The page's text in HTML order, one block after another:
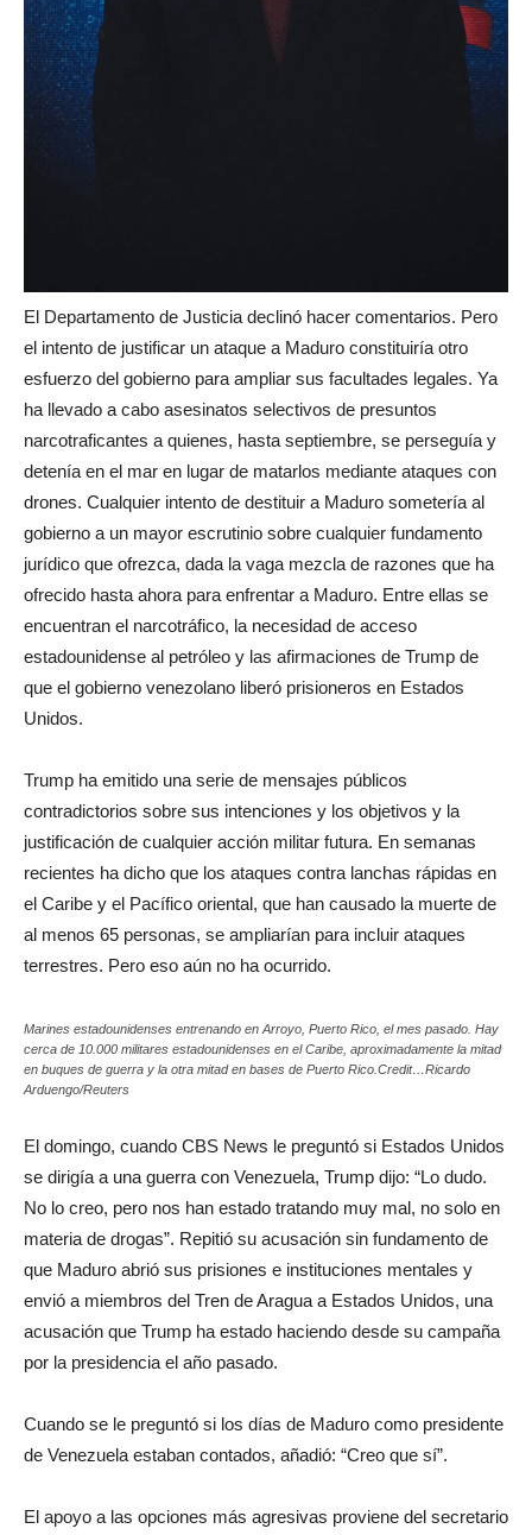
El Departamento de Justicia declinó hacer comentarios. Pero
el intento de justificar un ataque a Maduro constituiría otro
esfuerzo del gobierno para ampliar sus facultades legales. Ya
ha llevado a cabo asesinatos selectivos de presuntos
narcotraficantes a quienes, hasta septiembre, se perseguía y
detenía en el mar en lugar de matarlos mediante ataques con
drones. Cualquier intento de destituir a Maduro sometería al
gobierno a un mayor escrutinio sobre cualquier fundamento
jurídico que ofrezca, dada la vaga mezcla de razones que ha
ofrecido hasta ahora para enfrentar a Maduro. Entre ellas se
encuentran el narcotráfico, la necesidad de acceso
estadounidense al petróleo y las afirmaciones de Trump de
que el gobierno venezolano liberó prisioneros en Estados
Unidos.
Trump ha emitido una serie de mensajes públicos
contradictorios sobre sus intenciones y los objetivos y la
justificación de cualquier acción militar futura. En semanas
recientes ha dicho que los ataques contra lanchas rápidas en
el Caribe y el Pacífico oriental, que han causado la muerte de
al menos 65 personas, se ampliarían para incluir ataques
terrestres. Pero eso aún no ha ocurrido.
Marines estadounidenses entrenando en Arroyo, Puerto Rico, el mes pasado. Hay
cerca de 10.000 militares estadounidenses en el Caribe, aproximadamente la mitad
en buques de guerra y la otra mitad en bases de Puerto Rico.Credit…Ricardo
Arduengo/Reuters
El domingo, cuando CBS News le preguntó si Estados Unidos
se dirigía a una guerra con Venezuela, Trump dijo: “Lo dudo.
No lo creo, pero nos han estado tratando muy mal, no solo en
materia de drogas”. Repitió su acusación sin fundamento de
que Maduro abrió sus prisiones e instituciones mentales y
envió a miembros del Tren de Aragua a Estados Unidos, una
acusación que Trump ha estado haciendo desde su campaña
por la presidencia el año pasado.
Cuando se le preguntó si los días de Maduro como presidente
de Venezuela estaban contados, añadió: “Creo que sí”.
El apoyo a las opciones más agresivas proviene del secretario